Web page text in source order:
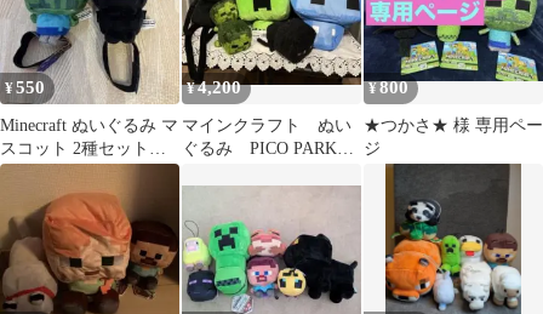
¥550
Minecraft ぬいぐるみ マ
スコット 2種セット
くじ
¥4,200
マインクラフト ぬい
ぐるみ PICO PARK
¥800
★つかさ★ 様 専用ペー
ジ